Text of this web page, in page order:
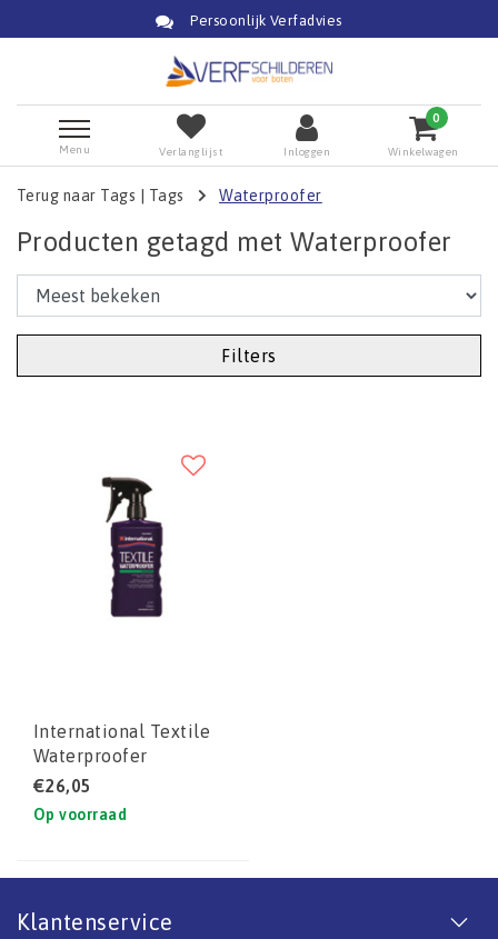
Persoonlijk Verfadvies
Menu Verlanglijst Inloggen
0
Winkelwagen
Terug naar Tags Tags Waterproofer
Producten getagd met Waterproofer
Filters
International Textile
Waterproofer
€26,05
Op voorraad
Klantenservice